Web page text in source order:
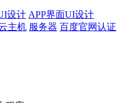
设计 APP界面UI设计
主机 服务器 百度官网认证